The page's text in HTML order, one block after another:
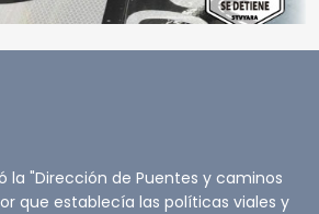
la "Dirección de Puentes y caminos
que establecía las políticas viales y